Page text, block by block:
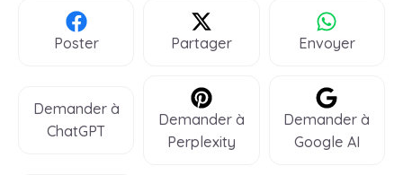
Poster Partager Envoyer
Demander à
ChatGPT
Demander à
Perplexity
Demander à
Google AI